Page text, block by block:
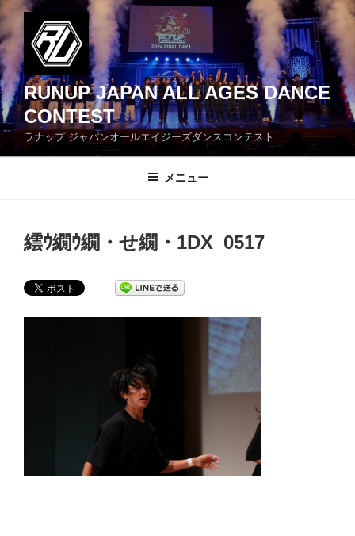
コ
ン
テ
ン
ツ
へ
ス
ッ
RUNUP JAPAN ALL AGES DANCE
CONTEST
ラナップ ジャパンオールエイジーズダンスコンテスト
メニュー
繧ｳ繝ｳ繝・せ繝・1DX_0517